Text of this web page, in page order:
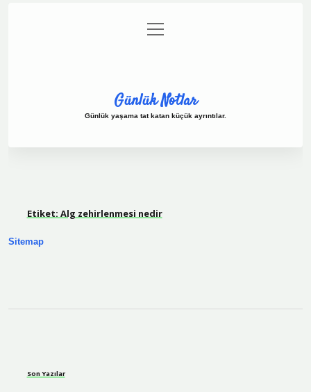
Gizlilik Politikası
menüyü
aç
Günlük Notlar
Günlük yaşama tat katan küçük ayrıntılar.
Etiket: Alg zehirlenmesi nedir
Sitemap
Son Yazılar